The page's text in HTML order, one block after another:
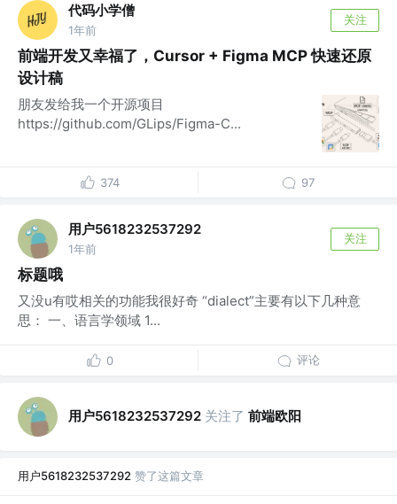
代码小学僧
1年前
关注
前端开发又幸福了，Cursor + Figma MCP 快速还原
设计稿
朋友发给我一个开源项目
https://github.com/GLips/Figma-C...
374 97
用户5618232537292
1年前
关注
标题哦
又没u有哎相关的功能我很好奇 “dialect”主要有以下几种意
思： 一、语言学领域 1...
0 评论
用户5618232537292 关注了 前端欧阳
用户5618232537292 赞了这篇文章